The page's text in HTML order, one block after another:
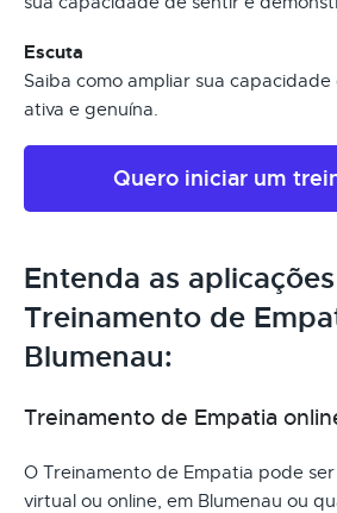
Escuta
Saiba como ampliar sua
ativa e genuína.
Quero iniciar um
Entenda as
Treinamento de
Blumenau:
Treinamento de Empatia
O Treinamento de Empatia pode
virtual ou online, em Blumenau ou